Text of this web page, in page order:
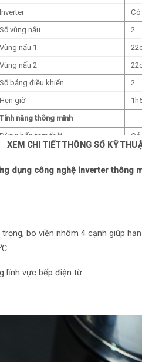
Inverter
Có
Số vùng nấu
2
Vùng nấu 1
Vùng nấu 2
Số bảng điều khiển
2
Hẹn giờ
Tính năng thông minh
Dừng bếp tạm thời
Có
động chia sẻ công suất
Có
Tính năng an toàn
an toàn trẻ em
Bảo vệ an toàn quá nhiệt, quá át
XEM CHI TIẾT THÔNG SỐ KỸ
dụng công nghệ Inverter thông
bo viền nhôm 4 cạnh giúp
C.
lĩnh vực bếp điện từ.